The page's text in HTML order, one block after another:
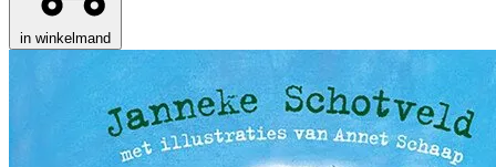
in winkelmand